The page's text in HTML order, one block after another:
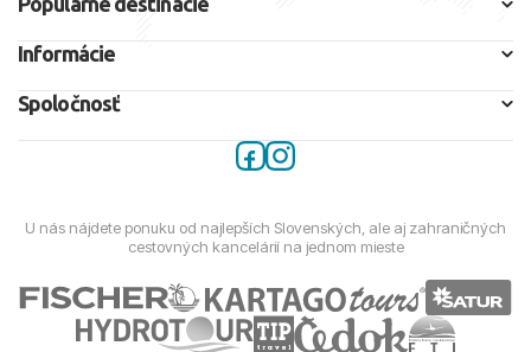
Informácie
Spoločnosť
U nás nájdete ponuku od najlepších Slovenských, ale aj zahraničných
cestovných kancelárií na jednom mieste